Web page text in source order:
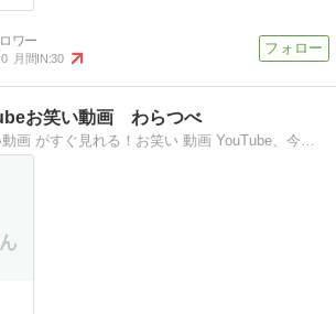
0 月間IN:30
お笑い動画 わらつべ